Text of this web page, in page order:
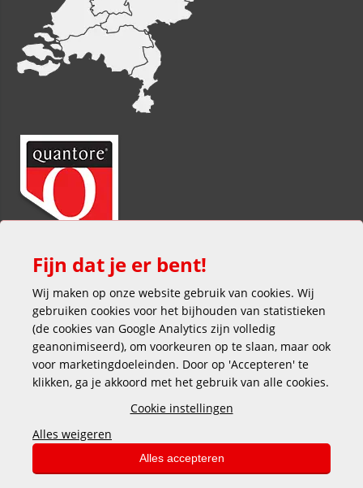
Veilig en gemakkelijk betalen
Fijn dat je er bent!
Wij maken op onze website gebruik van cookies. Wij
gebruiken cookies voor het bijhouden van statistieken
(de cookies van Google Analytics zijn volledig
geanonimiseerd), om voorkeuren op te slaan, maar ook
voor marketingdoeleinden. Door op 'Accepteren' te
klikken, ga je akkoord met het gebruik van alle cookies.
Cookie instellingen
Alles weigeren
Alles accepteren